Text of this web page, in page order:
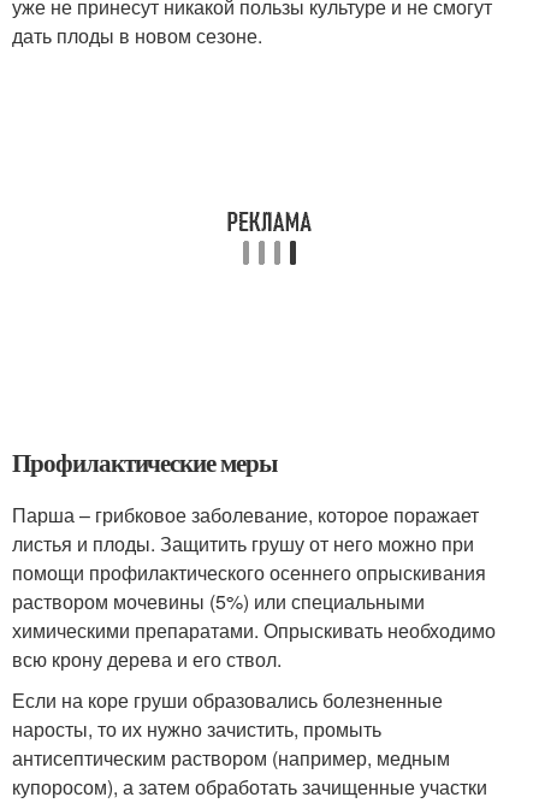
уже не принесут никакой пользы культуре и не смогут
дать плоды в новом сезоне.
Профилактические меры
Парша – грибковое заболевание, которое поражает
листья и плоды. Защитить грушу от него можно при
помощи профилактического осеннего опрыскивания
раствором мочевины (5%) или специальными
химическими препаратами. Опрыскивать необходимо
всю крону дерева и его ствол.
Если на коре груши образовались болезненные
наросты, то их нужно зачистить, промыть
антисептическим раствором (например, медным
купоросом), а затем обработать зачищенные участки